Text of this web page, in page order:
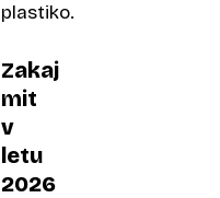
plastiko.
Zakaj
mit
v
letu
2026